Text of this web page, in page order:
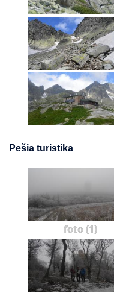
Pešia turistika
foto (1)